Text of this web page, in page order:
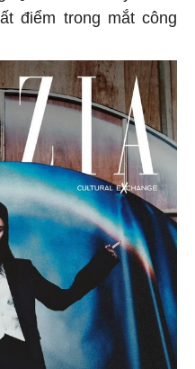
điểm trong mắt công